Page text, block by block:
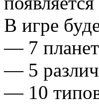
В игре
— 7
— 5
— 10